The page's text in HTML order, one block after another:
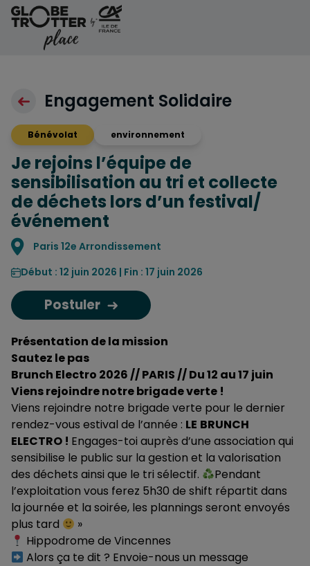
Aller au contenu
Engagement Solidaire
Bénévolat environnement
Je rejoins l’équipe de
sensibilisation au tri et collecte
de déchets lors d’un festival/
événement
Localisation
Paris 12e Arrondissement
Début : 12 juin 2026 | Fin : 17 juin 2026
Postuler
Présentation de la mission
Sautez le pas
Brunch Electro 2026 // PARIS // Du 12 au 17 juin
Viens rejoindre notre brigade verte !
Viens rejoindre notre brigade verte pour le dernier
rendez-vous estival de l’année : LE BRUNCH
ELECTRO ! Engages-toi auprès d’une association qui
sensibilise le public sur la gestion et la valorisation
des déchets ainsi que le tri sélectif.
Pendant
l’exploitation vous ferez 5h30 de shift répartit dans
la journée et la soirée, les plannings seront envoyés
plus tard
»
Hippodrome de Vincennes
Alors ça te dit ? Envoie-nous un message